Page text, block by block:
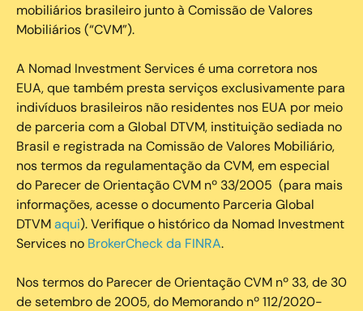
mobiliários brasileiro junto à Comissão de Valores
Mobiliários (“CVM”).
‍A Nomad Investment Services é uma corretora nos
EUA, que também presta serviços exclusivamente para
indivíduos brasileiros não residentes nos EUA por meio
de parceria com a Global DTVM, instituição sediada no
Brasil e registrada na Comissão de Valores Mobiliário,
nos termos da regulamentação da CVM, em especial
do Parecer de Orientação CVM nº 33/2005 (para mais
informações, acesse o documento Parceria Global
DTVMaqui). Verifique o histórico da Nomad Investment
Services no BrokerCheck da FINRA.
Nos termos do Parecer de Orientação CVM nº 33, de 30
de setembro de 2005, do Memorando nº 112/2020-